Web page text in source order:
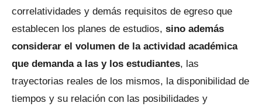
correlatividades y demás requisitos de egreso que
establecen los planes de estudios, sino además
considerar el volumen de la actividad académica
que demanda a las y los estudiantes, las
trayectorias reales de los mismos, la disponibilidad de
tiempos y su relación con las posibilidades y